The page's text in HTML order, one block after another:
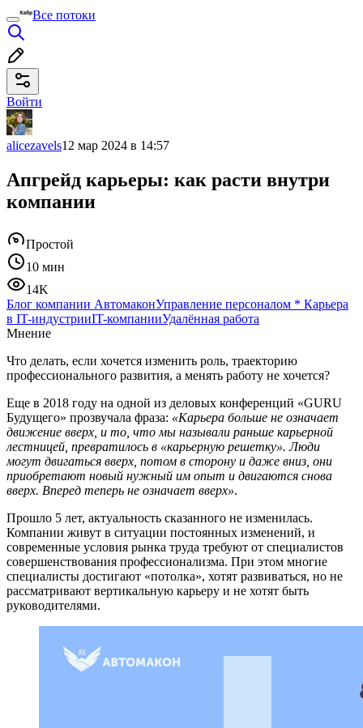
Все потоки
Войти
alicezavels12 мар 2024 в 14:57
Апгрейд карьеры: как расти внутри
компании
Простой
10 мин
14K
Блог компании АвтомаконУправление персоналом * Карьера
в IT-индустрииIT-компанииУдалённая работа
Мнение
Что делать, если хочется изменить роль, траекторию
профессионального развития, а менять работу не хочется?
Еще в 2018 году на одной из деловых конференций «GURU
Будущего» прозвучала фраза: «Карьера больше не означает
движение вверх, и то, что мы называли раньше карьерной
лестницей, превратилось в «карьерную решетку». Люди
могут двигаться вверх, потом в сторону и даже вниз, они
приобретают новый нужный им опыт и двигаются снова
вверх. Вперед теперь не означает вверх».
Прошло 5 лет, актуальность сказанного не изменилась.
Компании живут в ситуации постоянных изменений, и
современные условия рынка труда требуют от специалистов
совершенствования профессионализма. При этом многие
специалисты достигают «потолка», хотят развиваться, но не
рассматривают вертикальную карьеру и не хотят быть
руководителями.